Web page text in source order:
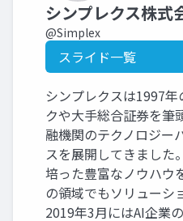
シンプレクス株式
@Simplex
スライド一覧
シンプレクスは1997
クや大手総合証券を筆
融機関のテクノロジー
スを展開してきました
培った豊富なノウハウ
の領域でもソリューシ
2019年3月にはAI企業